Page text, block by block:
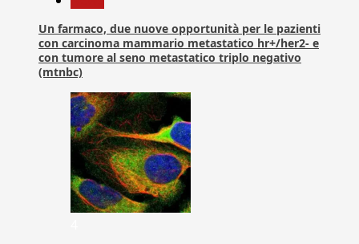
Un farmaco, due nuove opportunità per le pazienti
con carcinoma mammario metastatico hr+/her2- e
con tumore al seno metastatico triplo negativo
(mtnbc)